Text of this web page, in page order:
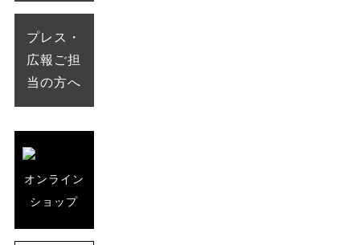
プレス・
広報ご担
当の方へ
オンライン
ショップ